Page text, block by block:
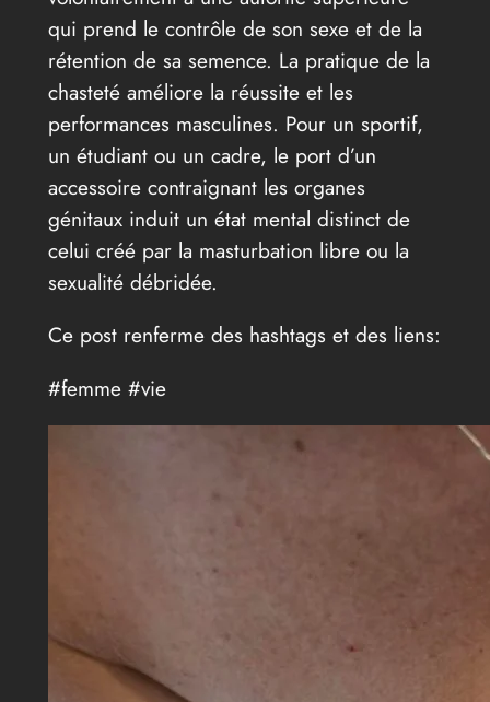
qui prend le contrôle de son sexe et de la
rétention de sa semence. La pratique de la
chasteté améliore la réussite et les
performances masculines. Pour un sportif,
un étudiant ou un cadre, le port d’un
accessoire contraignant les organes
génitaux induit un état mental distinct de
celui créé par la masturbation libre ou la
sexualité débridée.
Ce post renferme des hashtags et des liens:
#femme #vie